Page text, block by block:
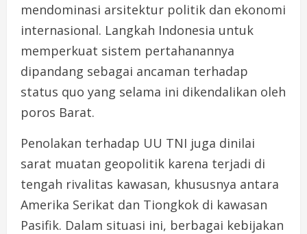
mendominasi arsitektur politik dan ekonomi
internasional. Langkah Indonesia untuk
memperkuat sistem pertahanannya
dipandang sebagai ancaman terhadap
status quo yang selama ini dikendalikan oleh
poros Barat.
Penolakan terhadap UU TNI juga dinilai
sarat muatan geopolitik karena terjadi di
tengah rivalitas kawasan, khususnya antara
Amerika Serikat dan Tiongkok di kawasan
Pasifik. Dalam situasi ini, berbagai kebijakan